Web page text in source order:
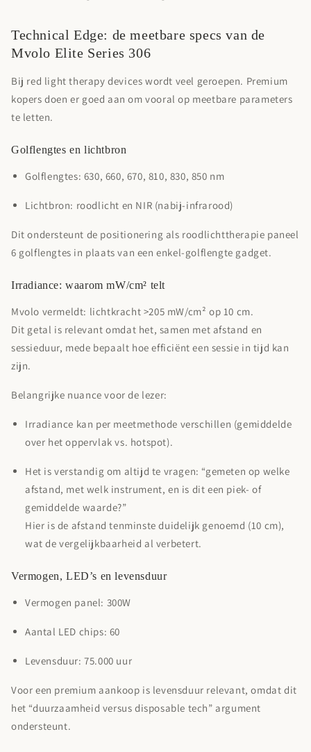
Technical Edge: de meetbare specs van de
Mvolo Elite Series 306
Bij red light therapy devices wordt veel geroepen. Premium
kopers doen er goed aan om vooral op meetbare parameters
te letten.
Golflengtes en lichtbron
Golflengtes: 630, 660, 670, 810, 830, 850 nm
Lichtbron: roodlicht en NIR (nabij-infrarood)
Dit ondersteunt de positionering als roodlichttherapie paneel
6 golflengtes in plaats van een enkel-golflengte gadget.
Irradiance: waarom mW/cm² telt
Mvolo vermeldt: lichtkracht >205 mW/cm² op 10 cm.
Dit getal is relevant omdat het, samen met afstand en
sessieduur, mede bepaalt hoe efficiënt een sessie in tijd kan
zijn.
Belangrijke nuance voor de lezer:
Irradiance kan per meetmethode verschillen (gemiddelde
over het oppervlak vs. hotspot).
Het is verstandig om altijd te vragen: “gemeten op welke
afstand, met welk instrument, en is dit een piek- of
gemiddelde waarde?”
Hier is de afstand tenminste duidelijk genoemd (10 cm),
wat de vergelijkbaarheid al verbetert.
Vermogen, LED’s en levensduur
Vermogen panel: 300W
Aantal LED chips: 60
Levensduur: 75.000 uur
Voor een premium aankoop is levensduur relevant, omdat dit
het “duurzaamheid versus disposable tech” argument
ondersteunt.